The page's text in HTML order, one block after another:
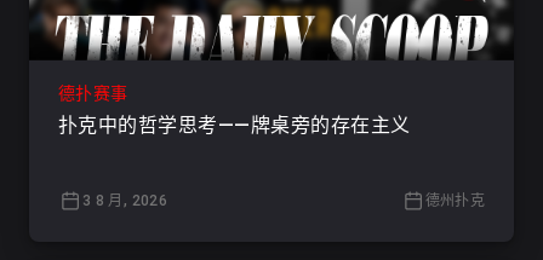
德扑赛事
扑克中的哲学思考——牌桌旁的存在主义
3 8 月, 2026 德州扑克